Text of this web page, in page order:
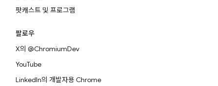
팟캐스트 및 프로그램
팔로우
X의 @ChromiumDev
YouTube
LinkedIn의 개발자용 Chrome